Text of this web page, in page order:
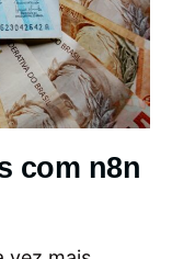
com n8n